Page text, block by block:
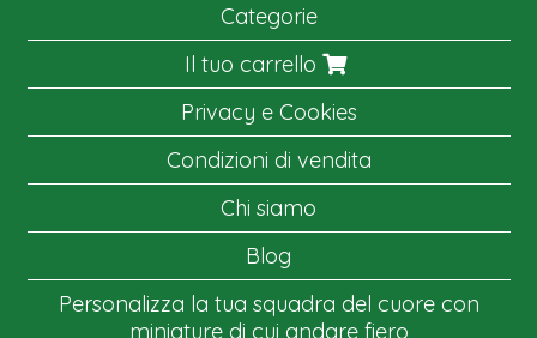
Categorie
Il tuo carrello
Privacy e Cookies
Condizioni di vendita
Chi siamo
Blog
Personalizza la tua squadra del cuore con
miniature di cui andare fiero